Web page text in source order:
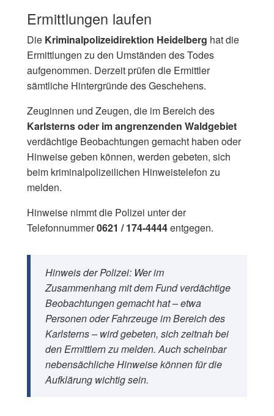
Ermittlungen laufen
Die Kriminalpolizeidirektion Heidelberg hat die
Ermittlungen zu den Umständen des Todes
aufgenommen. Derzeit prüfen die Ermittler
sämtliche Hintergründe des Geschehens.
Zeuginnen und Zeugen, die im Bereich des
Karlsterns oder im angrenzenden Waldgebiet
verdächtige Beobachtungen gemacht haben oder
Hinweise geben können, werden gebeten, sich
beim kriminalpolizeilichen Hinweistelefon zu
melden.
Hinweise nimmt die Polizei unter der
Telefonnummer0621 / 174-4444entgegen.
Hinweis der Polizei: Wer im
Zusammenhang mit dem Fund verdächtige
Beobachtungen gemacht hat – etwa
Personen oder Fahrzeuge im Bereich des
Karlsterns – wird gebeten, sich zeitnah bei
den Ermittlern zu melden. Auch scheinbar
nebensächliche Hinweise können für die
Aufklärung wichtig sein.